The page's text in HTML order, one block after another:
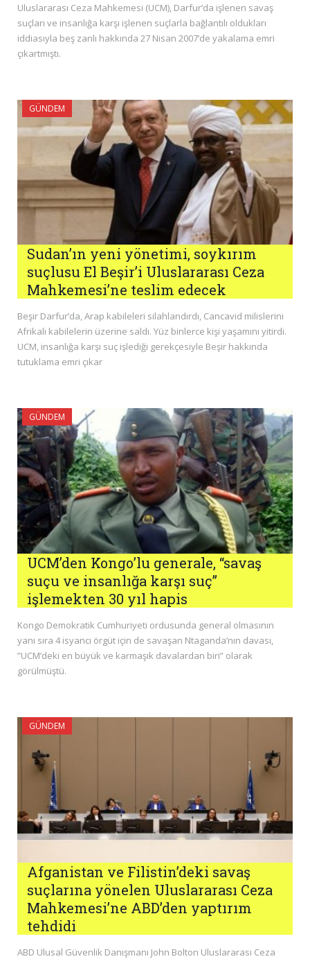
Uluslararası Ceza Mahkemesi (UCM), Darfur’da işlenen savaş
suçları ve insanlığa karşı işlenen suçlarla bağlantılı oldukları
iddiasıyla beş zanlı hakkında 27 Nisan 2007’de yakalama emri
çıkartmıştı.
GÜNDEM
Sudan’ın yeni yönetimi, soykırım
suçlusu El Beşir’i Uluslararası Ceza
Mahkemesi’ne teslim edecek
Beşir Darfur’da, Arap kabileleri silahlandırdı, Cancavid milislerini
Afrikalı kabilelerin üzerine saldı. Yüz binlerce kişi yaşamını yitirdi.
UCM, insanlığa karşı suç işlediği gerekçesiyle Beşir hakkında
tutuklama emri çıkar
GÜNDEM
UCM’den Kongo’lu generale, “savaş
suçu ve insanlığa karşı suç”
işlemekten 30 yıl hapis
Kongo Demokratik Cumhuriyeti ordusunda general olmasının
yanı sıra 4 isyancı örgüt için de savaşan Ntaganda’nın davası,
”UCM’deki en büyük ve karmaşık davalardan biri” olarak
görülmüştü.
GÜNDEM
Afganistan ve Filistin’deki savaş
suçlarına yönelen Uluslararası Ceza
Mahkemesi’ne ABD’den yaptırım
tehdidi
ABD Ulusal Güvenlik Danışmanı John Bolton Uluslararası Ceza